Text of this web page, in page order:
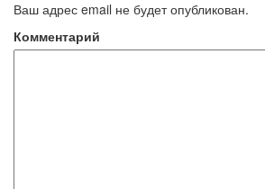
Ваш адрес email не будет опубликован.
Комментарий